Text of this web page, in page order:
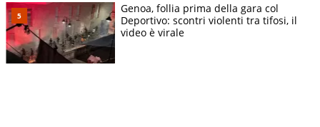
Genoa, follia prima della gara col
Deportivo: scontri violenti tra tifosi, il
video è virale